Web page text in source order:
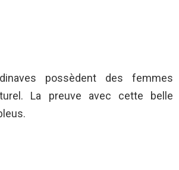
possèdent des femmes
La preuve avec cette belle